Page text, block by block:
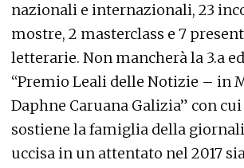
nazionali e internazionali, 23
mostre, 2 masterclass e 7
letterarie. Non mancherà la 3.a
“Premio Leali delle Notizie – in
Daphne Caruana Galizia” con cui
sostiene la famiglia della
uccisa in un attentato nel 2017